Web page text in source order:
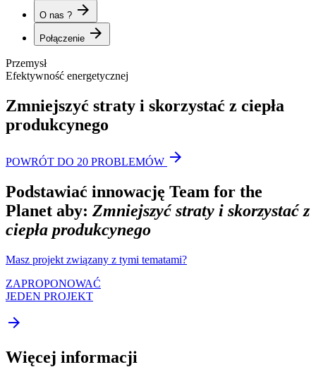
O nas ? arrow_forward
Połączenie arrow_forward
Przemysł
Efektywność energetycznej
Zmniejszyć straty i skorzystać z ciepła
produkcynego
POWRÓT DO 20 PROBLEMÓW arrow_forward
Podstawiać innowację Team for the
Planet aby: Zmniejszyć straty i skorzystać z
ciepła produkcynego
Masz projekt związany z tymi tematami?
ZAPROPONOWAĆ
JEDEN PROJEKT
arrow_forward
Więcej informacji